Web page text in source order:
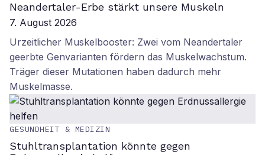
Neandertaler-Erbe stärkt unsere Muskeln
7. August 2026
Urzeitlicher Muskelbooster: Zwei vom Neandertaler
geerbte Genvarianten fördern das Muskelwachstum.
Träger dieser Mutationen haben dadurch mehr
Muskelmasse.
GESUNDHEIT & MEDIZIN
Stuhltransplantation könnte gegen